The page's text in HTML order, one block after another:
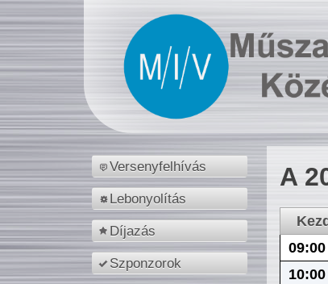
Versenyfelhívás
Lebonyolítás
Díjazás
Szponzorok
A
09:00
10:00